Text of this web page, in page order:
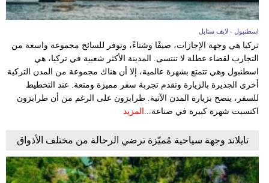
اسطنبول - لايف ستايل
تركيا هي وجهة الإجازات، صيفًا وشتاءً، وتوفر للسائح مجموعة واسعة من
التجارب لقضاء عطلة لا تنتسى. المدينة الأكثر شعبية في تركيا، هي
اسطنبول وهي تتمتع بشهرة عالمية، إلا أن هناك مجموعة من المدن التركية
أخرى الجديرة بالزيارة وتقدم تجربة سفر مميزة ومتعة. عند التخطيط
للسفر، ينصح بزيارة المدن الآتية. طرابزون على الرغم من أن طرابزون
اكتسبت شهرة كبيرة في صناعة...
المزيد
تايلاند وجهة سياحية مُميّزة ترضي الرحالة من مختلف الأذواق